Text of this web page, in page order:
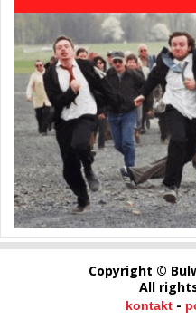
Copyright ©
All
kontakt-